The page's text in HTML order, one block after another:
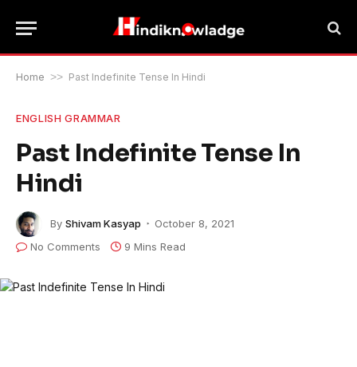
Home >> Past Indefinite Tense In Hindi
ENGLISH GRAMMAR
Past Indefinite Tense In
Hindi
By Shivam Kasyap
October 8, 2021
No Comments
9 Mins Read